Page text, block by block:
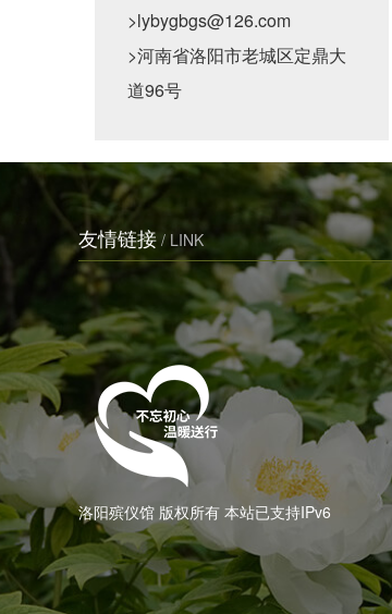
>lybygbgs@126.com
>河南省洛阳市老城区定鼎大
道96号
友情链接 / LINK
洛阳殡仪馆 版权所有 本站已支持IPv6